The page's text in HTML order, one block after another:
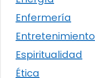
Enfermería
Entretenimiento
Espiritualidad
Ética